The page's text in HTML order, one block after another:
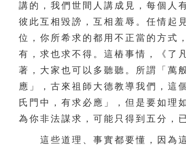
講的，我們世間人講成見，每個人
彼此互相毀謗，互相羞辱。任情起
位，你所希求的都用不正當的方式
有，求也求不得。這樁事情，《了
著，大家也可以多聽聽。所謂「萬
應」，古來祖師大德教導我們，這
氏門中，有求必應」，但是要如理
為你非法謀求，可能只得到五分，
這些道理、事實都要懂，因為這